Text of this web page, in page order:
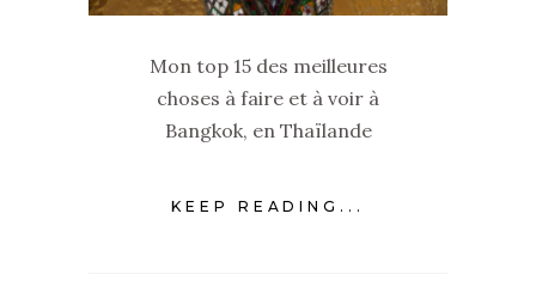
Mon top 15 des meilleures
choses à faire et à voir à
Bangkok, en Thaïlande
KEEP READING...